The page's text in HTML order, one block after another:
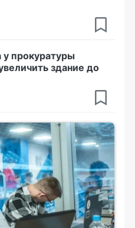
прокуратуры
здание до